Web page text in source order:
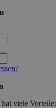
viele Vorteile: